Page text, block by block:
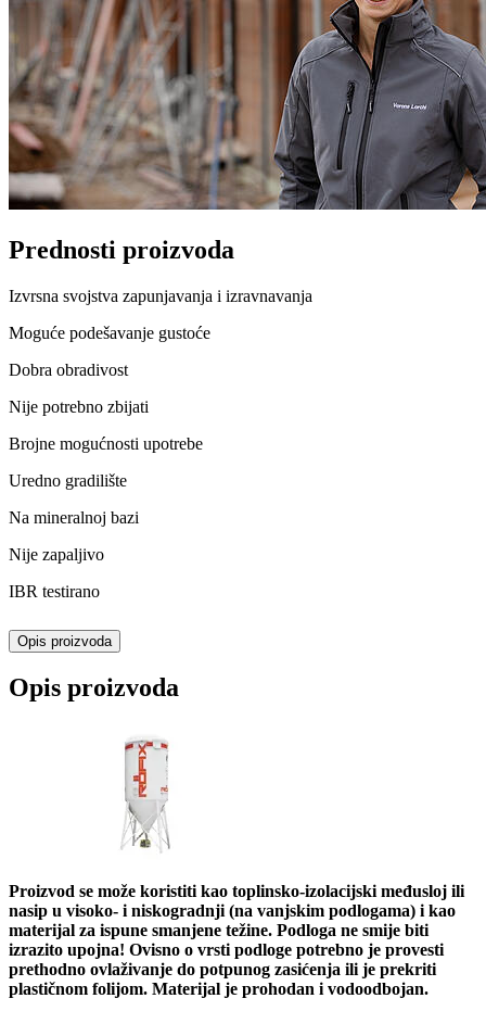
Prednosti proizvoda
Izvrsna svojstva zapunjavanja i izravnavanja
Moguće podešavanje gustoće
Dobra obradivost
Nije potrebno zbijati
Brojne mogućnosti upotrebe
Uredno gradilište
Na mineralnoj bazi
Nije zapaljivo
IBR testirano
Opis proizvoda
Opis proizvoda
Proizvod se može koristiti kao toplinsko-izolacijski međusloj ili
nasip u visoko- i niskogradnji (na vanjskim podlogama) i kao
materijal za ispune smanjene težine. Podloga ne smije biti
izrazito upojna! Ovisno o vrsti podloge potrebno je provesti
prethodno ovlaživanje do potpunog zasićenja ili je prekriti
plastičnom folijom. Materijal je prohodan i vodoodbojan.